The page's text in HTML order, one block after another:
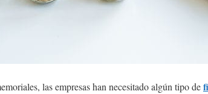
las empresas han necesitado algún tipo de